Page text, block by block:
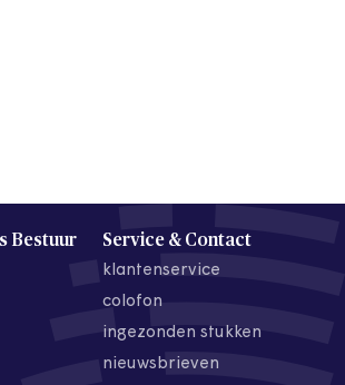
Bestuur Service & Contact
klantenservice
colofon
ingezonden stukken
nieuwsbrieven